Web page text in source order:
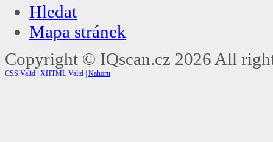
Hledat
Mapa stránek
Copyright © IQscan.cz 2026 All
CSS Valid | XHTML Valid | Nahoru